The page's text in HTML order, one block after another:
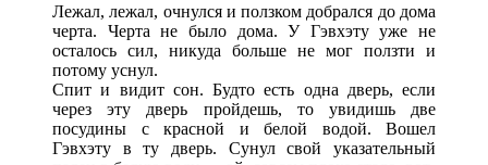
Лежал, лежал, очнулся и ползком добрался до дома
черта. Черта не было дома. У Гэвхэту уже не
осталось сил, никуда больше не мог ползти и
потому уснул.
Спит и видит сон. Будто есть одна дверь, если
через эту дверь пройдешь, то увидишь две
посудины с красной и белой водой. Вошел
Гэвхэту в ту дверь. Сунул свой указательный